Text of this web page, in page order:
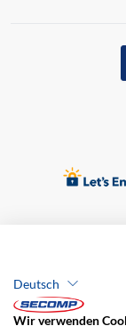
Deutsch
Wir verwenden